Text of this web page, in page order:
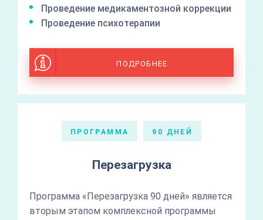
Проведение медикаментозной коррекции
Проведение психотерапии
ПОДРОБНЕЕ
ПРОГРАММА 90 ДНЕЙ
Перезагрузка
Программа «Перезагрузка 90 дней» является
вторым этапом комплексной программы